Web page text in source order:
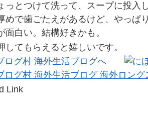
っとつけて洗って、スープに投入
めで歯ごたえがあるけど、やっぱ
面白い。結構好きかも。
してもらえると嬉しいです。
Link